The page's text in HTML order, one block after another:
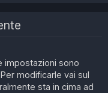
impostazioni sono
modificarle vai sul
sta in cima ad